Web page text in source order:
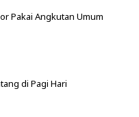
Pakai Angkutan Umum
di Pagi Hari